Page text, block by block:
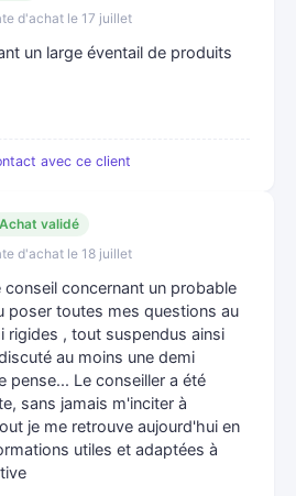
d'achat le 17 juillet
un large éventail de produits
avec ce client
Achat validé
d'achat le 18 juillet
concernant un probable
poser toutes mes questions au
rigides , tout suspendus ainsi
au moins une demi
pense... Le conseiller a été
sans jamais m'inciter à
je me retrouve aujourd'hui en
utiles et adaptées à